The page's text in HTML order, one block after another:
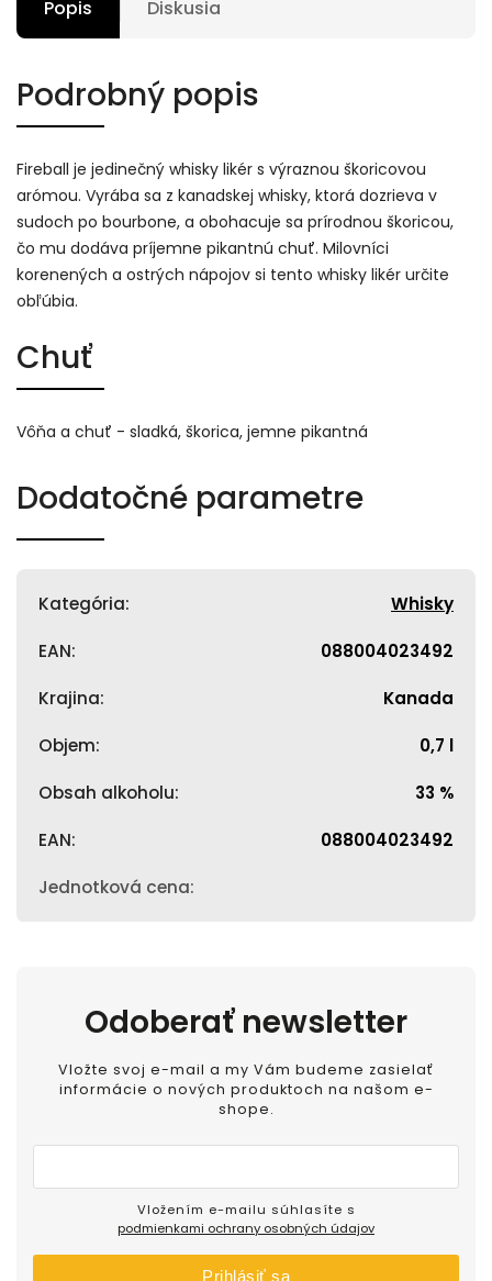
Popis Diskusia
Podrobný popis
Fireball je jedinečný whisky likér s výraznou škoricovou
arómou. Vyrába sa z kanadskej whisky, ktorá dozrieva v
sudoch po bourbone, a obohacuje sa prírodnou škoricou,
čo mu dodáva príjemne pikantnú chuť. Milovníci
korenených a ostrých nápojov si tento whisky likér určite
obľúbia.
Chuť
Vôňa a chuť - sladká, škorica, jemne pikantná
Dodatočné parametre
Kategória: Whisky
EAN: 088004023492
Krajina: Kanada
Objem: 0,7 l
Obsah alkoholu: 33 %
EAN: 088004023492
Jednotková cena:
Odoberať newsletter
Vložte svoj e-mail a my Vám budeme zasielať
informácie o nových produktoch na našom e-
shope.
podmienkami ochrany osobných údajov
Prihlásiť sa